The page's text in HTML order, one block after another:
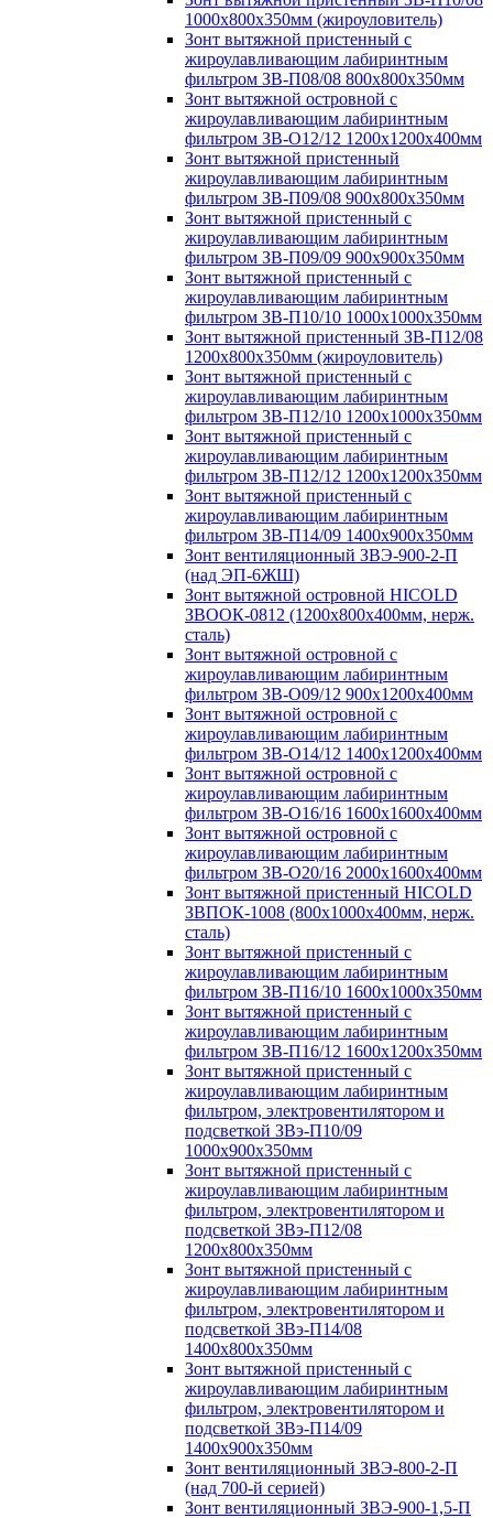
1000х800х350мм (жироуловитель)
Зонт вытяжной пристенный с
жироулавливающим лабиринтным
фильтром ЗВ-П08/08 800х800х350мм
Зонт вытяжной островной с
жироулавливающим лабиринтным
фильтром ЗВ-О12/12 1200х1200х400мм
Зонт вытяжной пристенный
жироулавливающим лабиринтным
фильтром ЗВ-П09/08 900х800х350мм
Зонт вытяжной пристенный с
жироулавливающим лабиринтным
фильтром ЗВ-П09/09 900х900х350мм
Зонт вытяжной пристенный с
жироулавливающим лабиринтным
фильтром ЗВ-П10/10 1000х1000х350мм
Зонт вытяжной пристенный ЗВ-П12/08
1200х800х350мм (жироуловитель)
Зонт вытяжной пристенный с
жироулавливающим лабиринтным
фильтром ЗВ-П12/10 1200х1000х350мм
Зонт вытяжной пристенный с
жироулавливающим лабиринтным
фильтром ЗВ-П12/12 1200х1200х350мм
Зонт вытяжной пристенный с
жироулавливающим лабиринтным
фильтром ЗВ-П14/09 1400х900х350мм
Зонт вентиляционный ЗВЭ-900-2-П
(над ЭП-6ЖШ)
Зонт вытяжной островной HICOLD
ЗВООК-0812 (1200х800x400мм, нерж.
сталь)
Зонт вытяжной островной с
жироулавливающим лабиринтным
фильтром ЗВ-О09/12 900х1200х400мм
Зонт вытяжной островной с
жироулавливающим лабиринтным
фильтром ЗВ-О14/12 1400х1200х400мм
Зонт вытяжной островной с
жироулавливающим лабиринтным
фильтром ЗВ-О16/16 1600х1600х400мм
Зонт вытяжной островной с
жироулавливающим лабиринтным
фильтром ЗВ-О20/16 2000х1600х400мм
Зонт вытяжной пристенный HICOLD
ЗВПОК-1008 (800х1000х400мм, нерж.
сталь)
Зонт вытяжной пристенный с
жироулавливающим лабиринтным
фильтром ЗВ-П16/10 1600х1000х350мм
Зонт вытяжной пристенный с
жироулавливающим лабиринтным
фильтром ЗВ-П16/12 1600х1200х350мм
Зонт вытяжной пристенный с
жироулавливающим лабиринтным
фильтром, электровентилятором и
подсветкой ЗВэ-П10/09
1000х900х350мм
Зонт вытяжной пристенный с
жироулавливающим лабиринтным
фильтром, электровентилятором и
подсветкой ЗВэ-П12/08
1200х800х350мм
Зонт вытяжной пристенный с
жироулавливающим лабиринтным
фильтром, электровентилятором и
подсветкой ЗВэ-П14/08
1400х800х350мм
Зонт вытяжной пристенный с
жироулавливающим лабиринтным
фильтром, электровентилятором и
подсветкой ЗВэ-П14/09
1400х900х350мм
Зонт вентиляционный ЗВЭ-800-2-П
(над 700-й серией)
Зонт вентиляционный ЗВЭ-900-1,5-П